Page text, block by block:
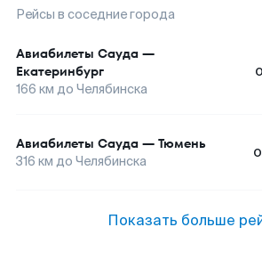
Рейсы в соседние города
Авиабилеты Сауда —
Екатеринбург
166 км до Челябинска
Авиабилеты Сауда — Тюмень
316 км до Челябинска
Показать больше